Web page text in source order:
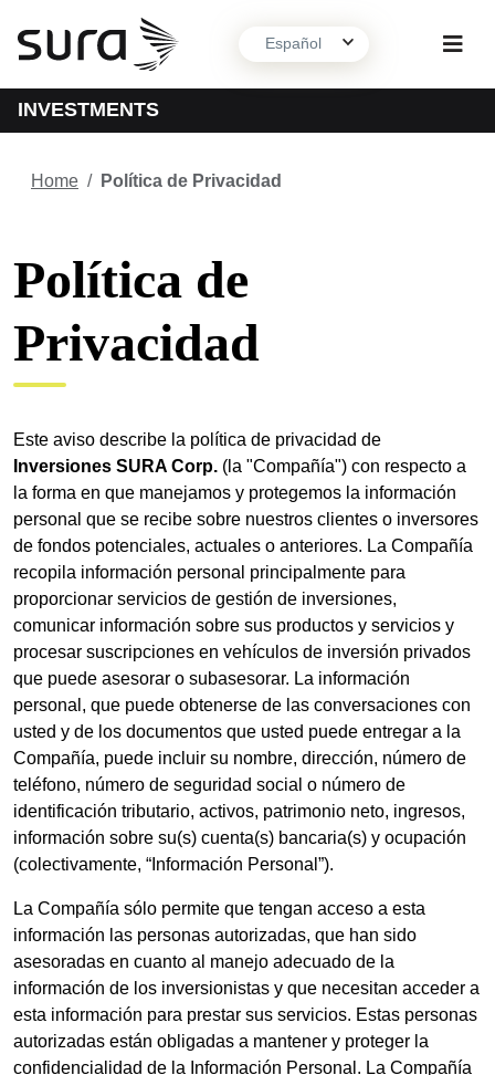
Español
INVESTMENTS
Contacto
Home / Política de Privacidad
Política de
Privacidad
Este aviso describe la política de privacidad de
Inversiones SURA Corp. (la "Compañía") con respecto a
la forma en que manejamos y protegemos la información
personal que se recibe sobre nuestros clientes o inversores
de fondos potenciales, actuales o anteriores. La Compañía
recopila información personal principalmente para
proporcionar servicios de gestión de inversiones,
comunicar información sobre sus productos y servicios y
procesar suscripciones en vehículos de inversión privados
que puede asesorar o subasesorar. La información
personal, que puede obtenerse de las conversaciones con
usted y de los documentos que usted puede entregar a la
Compañía, puede incluir su nombre, dirección, número de
teléfono, número de seguridad social o número de
identificación tributario, activos, patrimonio neto, ingresos,
información sobre su(s) cuenta(s) bancaria(s) y ocupación
(colectivamente, “Información Personal”).
La Compañía sólo permite que tengan acceso a esta
información las personas autorizadas, que han sido
asesoradas en cuanto al manejo adecuado de la
información de los inversionistas y que necesitan acceder a
esta información para prestar sus servicios. Estas personas
autorizadas están obligadas a mantener y proteger la
confidencialidad de la Información Personal. La Compañía